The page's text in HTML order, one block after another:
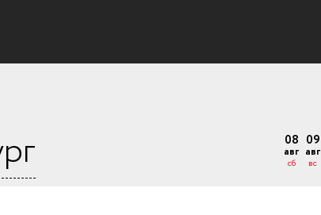
08
авг
сб
09
авг
вс